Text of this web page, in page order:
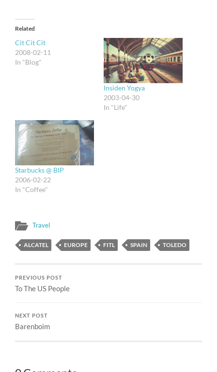
Related
Cit Cit Cit
2008-02-11
In "Blog"
Insiden Yogya
2003-04-30
In "Life"
Starbucks @ BIP
2006-02-22
In "Coffee"
Travel
ALCATEL EUROPE FITL SPAIN TOLEDO
PREVIOUS POST
To The US People
NEXT POST
Barenboim